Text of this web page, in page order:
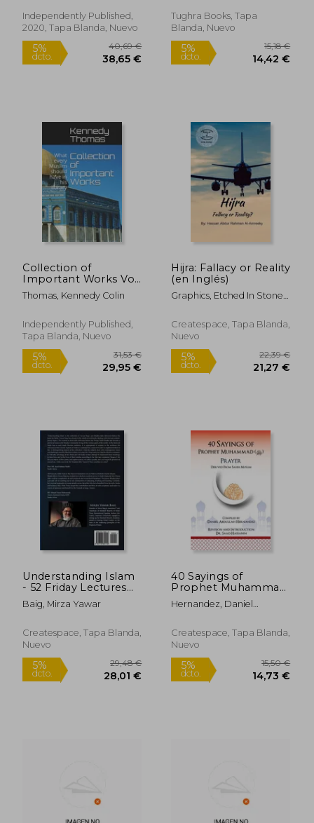
Independently Published,
2020, Tapa Blanda, Nuevo
5% 40,69 €
Tughra Books, Tapa
Blanda, Nuevo
5%
Collection of
Important Works Vol
I: What every Muslim
should have in his
Thomas, Kennedy Colin
Independently Published,
Tapa Blanda, Nuevo
5%
dcto.
31,53 €
29,95 €
Hijra: Fallacy or Reality
(en Inglés)
Graphics, Etched In Stone ;
Createspace, Tapa Blanda,
Nuevo
5%
dcto.
Understanding Islam
- 52 Friday Lectures
Arabic Edition (en
Árabe)
Baig, Mirza Yawar
Createspace, Tapa Blanda,
Nuevo
40 Sayings of
Prophet Muhammad
(Salah): Salah (en
Inglés)
Hernandez, Daniel
Createspace, Tapa Blanda,
Nuevo